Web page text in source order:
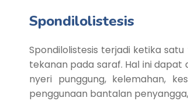
Spondilolistesis
Spondilolistesis terjadi ketika
tekanan pada saraf. Hal ini
nyeri punggung, kelemahan,
penggunaan bantalan